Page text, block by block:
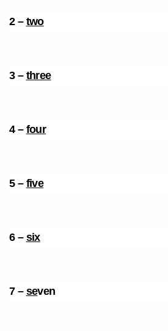
2 – two
3 – three
4 – four
5 – five
6 – six
7 – seven